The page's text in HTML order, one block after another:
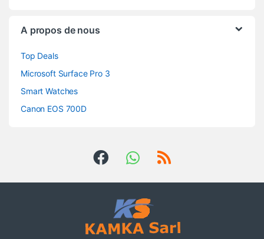
A propos de nous
Top Deals
Microsoft Surface Pro 3
Smart Watches
Canon EOS 700D